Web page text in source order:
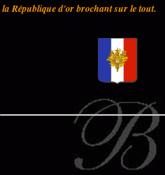
la République d'or brochant sur le tout.